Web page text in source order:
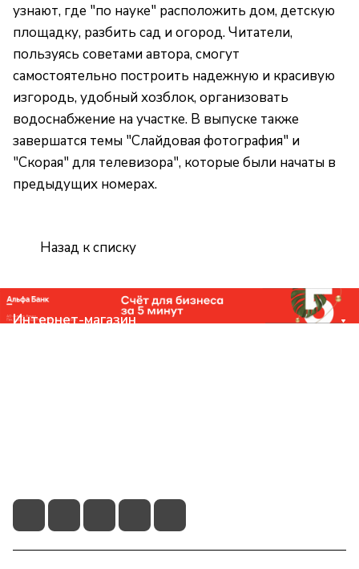
узнают, где "по науке" расположить дом, детскую
площадку, разбить сад и огород. Читатели,
пользуясь советами автора, смогут
самостоятельно построить надежную и красивую
изгородь, удобный хозблок, организовать
водоснабжение на участке. В выпуске также
завершатся темы "Слайдовая фотография" и
"Скорая" для телевизора", которые были начаты в
предыдущих номерах.
Назад к списку
Интернет-магазин